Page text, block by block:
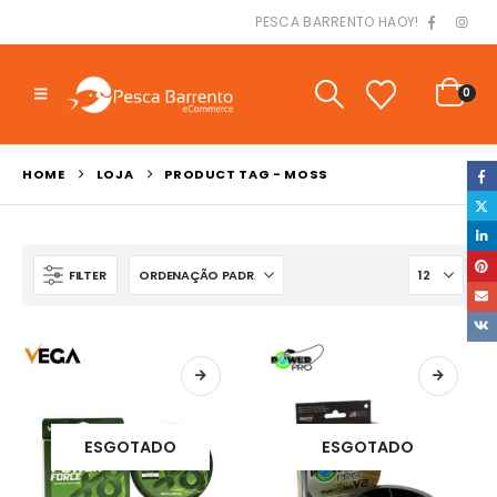
PESCA BARRENTO HAOY!
0
HOME LOJA PRODUCT TAG - MOSS
FILTER
ESGOTADO ESGOTADO